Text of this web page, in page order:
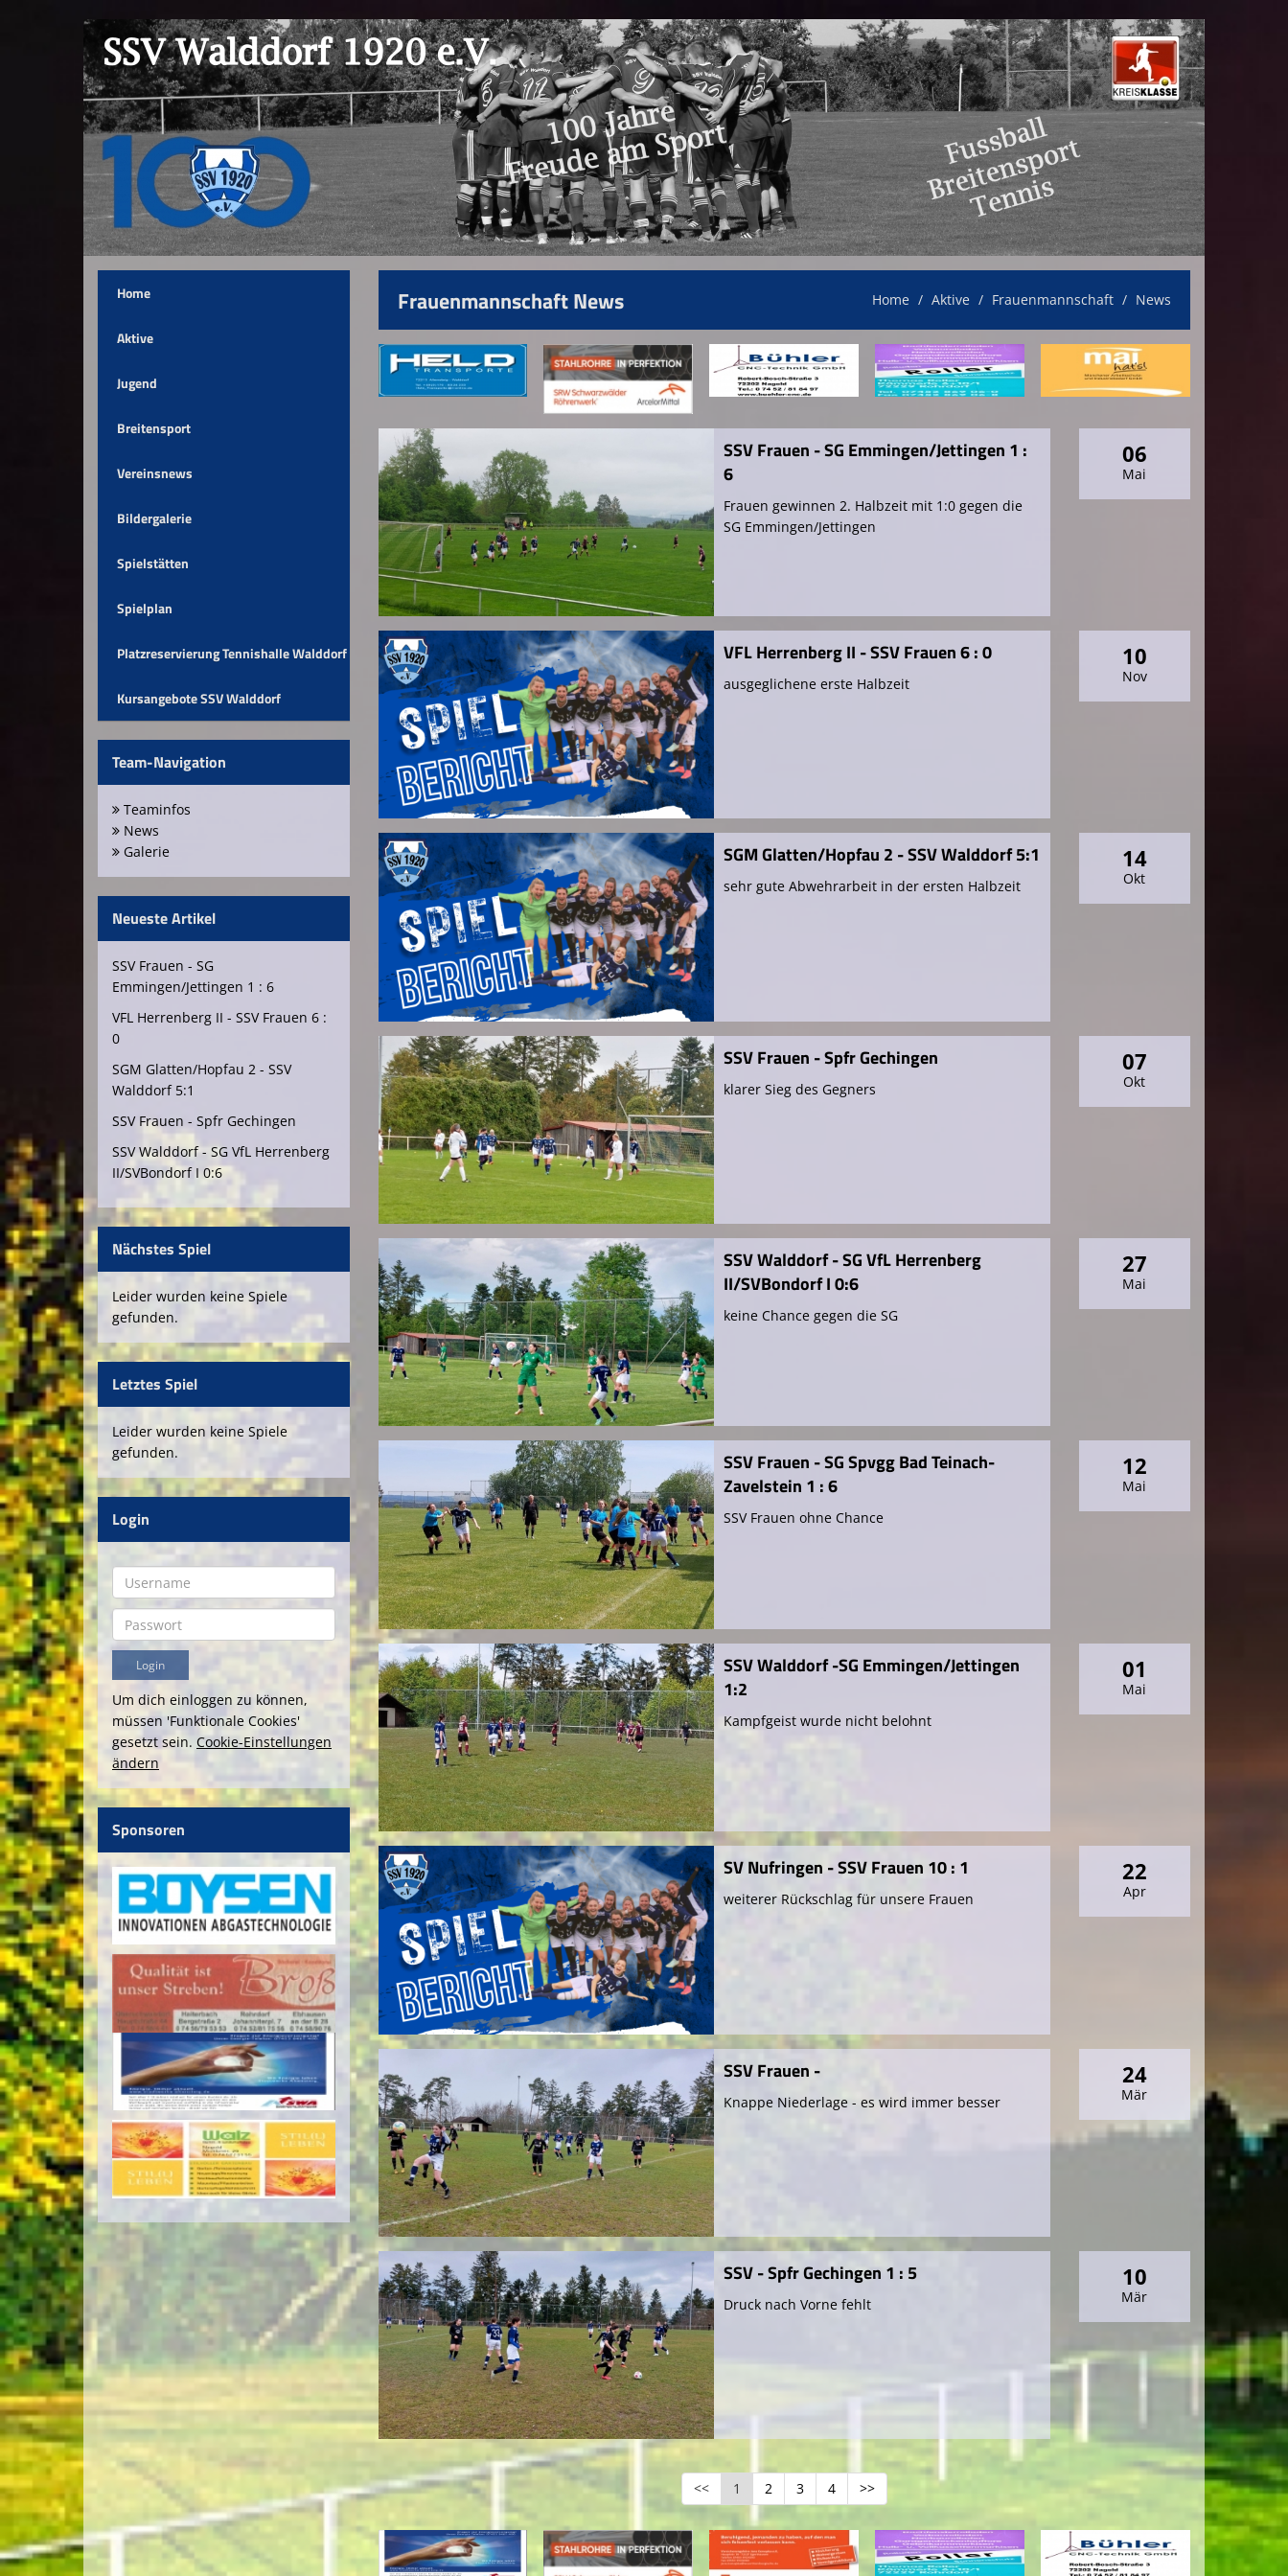
Home
Aktive
Jugend
Breitensport
Vereinsnews
Bildergalerie
Spielstätten
Spielplan
Platzreservierung Tennishalle Walddorf
Kursangebote SSV Walddorf
Team-Navigation
Teaminfos
News
Galerie
Neueste Artikel
SSV Frauen - SG
Emmingen/Jettingen 1 : 6
VFL Herrenberg II - SSV Frauen 6 :
0
SGM Glatten/Hopfau 2 - SSV
Walddorf 5:1
SSV Frauen - Spfr Gechingen
SSV Walddorf - SG VfL Herrenberg
II/SVBondorf I 0:6
Nächstes Spiel
Leider wurden keine Spiele
gefunden.
Letztes Spiel
Leider wurden keine Spiele
gefunden.
Login
Um dich einloggen zu können,
müssen 'Funktionale Cookies'
gesetzt sein. Cookie-Einstellungen
ändern
Sponsoren
Frauenmannschaft News Home Aktive Frauenmannschaft News
SSV Frauen - SG Emmingen/Jettingen 1 :
6
Frauen gewinnen 2. Halbzeit mit 1:0 gegen die
SG Emmingen/Jettingen
06
Mai
VFL Herrenberg II - SSV Frauen 6 : 0
ausgeglichene erste Halbzeit
10
Nov
SGM Glatten/Hopfau 2 - SSV Walddorf 5:1
sehr gute Abwehrarbeit in der ersten Halbzeit
14
Okt
SSV Frauen - Spfr Gechingen
klarer Sieg des Gegners
07
Okt
SSV Walddorf - SG VfL Herrenberg
II/SVBondorf I 0:6
keine Chance gegen die SG
27
Mai
SSV Frauen - SG Spvgg Bad Teinach-
Zavelstein 1 : 6
SSV Frauen ohne Chance
12
Mai
SSV Walddorf -SG Emmingen/Jettingen
1:2
Kampfgeist wurde nicht belohnt
01
Mai
SV Nufringen - SSV Frauen 10 : 1
weiterer Rückschlag für unsere Frauen
22
Apr
SSV Frauen -
Knappe Niederlage - es wird immer besser
24
Mär
SSV - Spfr Gechingen 1 : 5
Druck nach Vorne fehlt
10
Mär
<< 1 2 3 4 >>